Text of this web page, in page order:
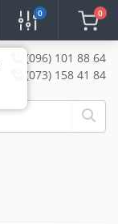
0 0
(096) 101 88 64
(073) 158 41 84